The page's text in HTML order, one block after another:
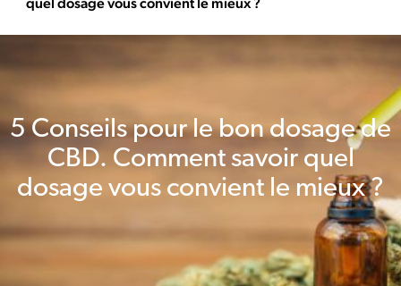
5 Conseils pour le bon dosage de
CBD. Comment savoir quel
dosage vous convient le mieux ?